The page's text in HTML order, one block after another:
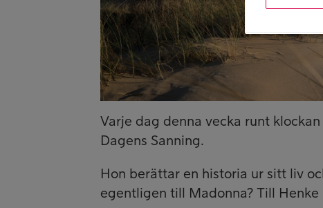
Varje dag denna vecka runt
Dagens Sanning.
Hon berättar en historia ur sitt liv
egentligen till Madonna? Till Henke